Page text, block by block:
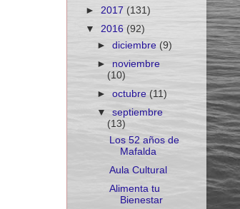
► 2017 (131)
▼ 2016 (92)
►diciembre(9)
► noviembre
(10)
►octubre (11)
▼septiembre
(13)
Los 52 años de
Mafalda
Aula Cultural
Alimenta tu
Bienestar